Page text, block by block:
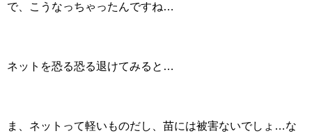
で、こうなっちゃったんですね…
ネットを恐る恐る退けてみると…
ま、ネットって軽いものだし、苗には被害ないでしょ…な